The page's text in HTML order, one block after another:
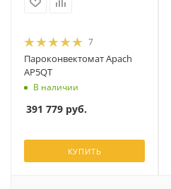
7
Пароконвектомат Apach
AP5QT
В наличии
391 779 руб.
КУПИТЬ